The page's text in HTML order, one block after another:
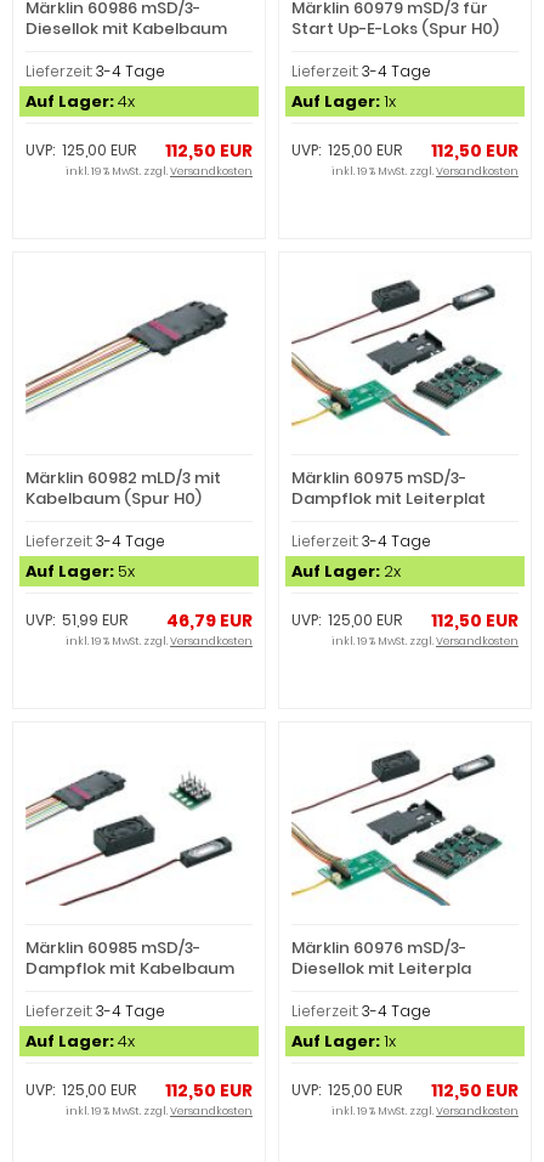
Märklin 60986 mSD/3-
Diesellok mit Kabelbaum
Lieferzeit:3-4 Tage
Auf Lager:4x
112,50 EUR
UVP: 125,00 EUR
inkl. 19 % MwSt. zzgl.Versandkosten
Märklin 60979 mSD/3 für
Start Up-E-Loks (Spur H0)
Lieferzeit:3-4 Tage
Auf Lager:1x
112,50 EUR
UVP: 125,00 EUR
inkl. 19 % MwSt. zzgl.Versandkosten
Märklin 60982 mLD/3 mit
Kabelbaum (Spur H0)
Lieferzeit:3-4 Tage
Auf Lager: 5x
46,79 EUR
UVP: 51,99 EUR
inkl. 19 % MwSt. zzgl.Versandkosten
Märklin 60975 mSD/3-
Dampflok mit Leiterplat
Lieferzeit:3-4 Tage
Auf Lager: 2x
112,50 EUR
UVP: 125,00 EUR
inkl. 19 % MwSt. zzgl.Versandkosten
Märklin 60985 mSD/3-
Dampflok mit Kabelbaum
Lieferzeit:3-4 Tage
Auf Lager:4x
112,50 EUR
UVP: 125,00 EUR
inkl. 19 % MwSt. zzgl.Versandkosten
Märklin 60976 mSD/3-
Diesellok mit Leiterpla
Lieferzeit:3-4 Tage
Auf Lager:1x
112,50 EUR
UVP: 125,00 EUR
inkl. 19 % MwSt. zzgl.Versandkosten